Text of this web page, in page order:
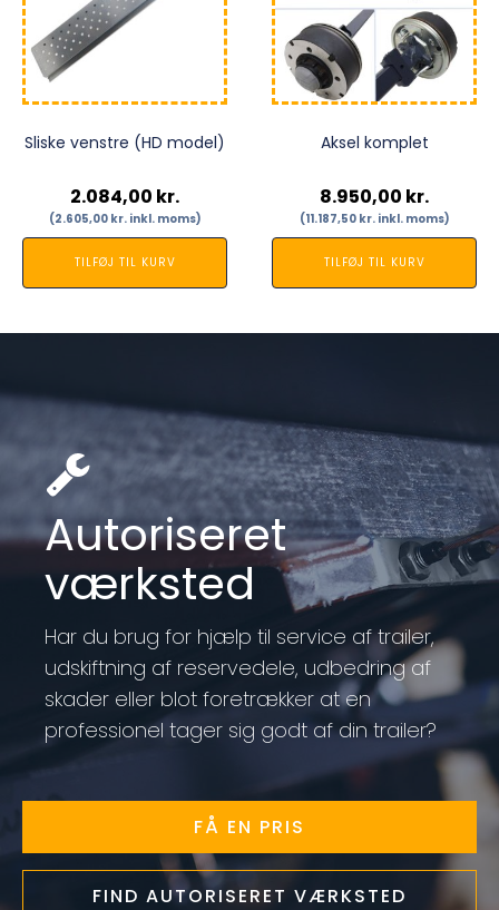
Sliske venstre (HD model)
2.084,00 kr.
(2.605,00 kr.inkl. moms)
TILFØJ TIL KURV
Aksel komplet
8.950,00 kr.
(11.187,50 kr.inkl. moms)
TILFØJ TIL KURV
Autoriseret
værksted
Har du brug for hjælp til service af trailer,
udskiftning af reservedele, udbedring af
skader eller blot foretrækker at en
professionel tager sig godt af din trailer?
FÅ EN PRIS
FIND AUTORISERET VÆRKSTED